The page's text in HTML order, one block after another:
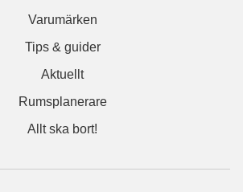
Varumärken
Tips & guider
Aktuellt
Rumsplanerare
Allt ska bort!